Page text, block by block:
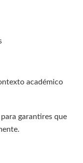
académico
garantires que